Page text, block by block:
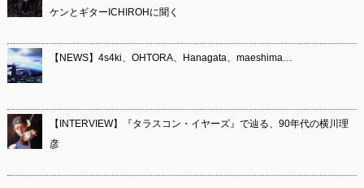
ケンとギターICHIROHに聞く
【NEWS】4s4ki、OHTORA、Hanagata、maeshima…
【INTERVIEW】『タラスコン・イヤーズ』で辿る、90年代の横川理
彦